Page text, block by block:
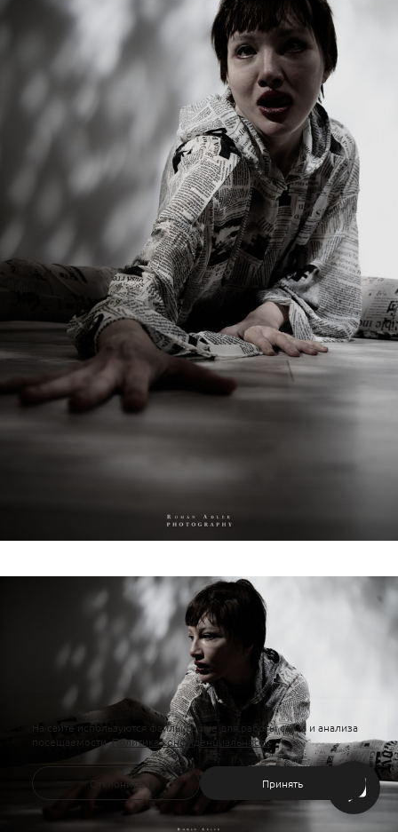
На сайте используются файлы cookie для работы сайта и анализа
посещаемости.Политика конфиденциальности
Отклонить Принять